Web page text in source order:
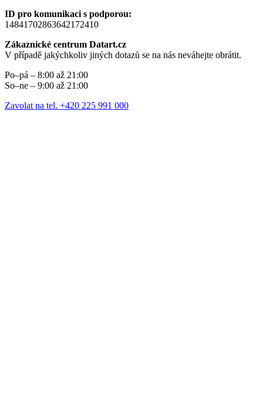
ID pro komunikaci s podporou:
14841702863642172410
Zákaznické centrum Datart.cz
V případě jakýchkoliv jiných dotazů se na nás neváhejte obrátit.
Po–pá – 8:00 až 21:00
So–ne – 9:00 až 21:00
Zavolat na tel. +420 225 991 000